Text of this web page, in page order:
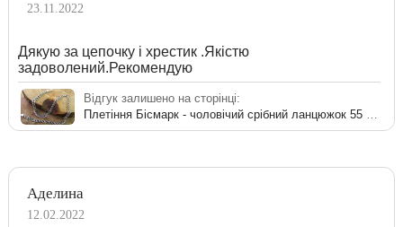
23.11.2022
Дякую за цепочку і хрестик .Якістю
задоволений.Рекомендую
Відгук залишено на сторінці:
Аделина
12.02.2022